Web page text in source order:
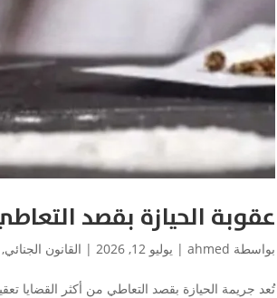
عقوبة الحيازة بقصد
بواسطة ahmed
| يوليو 12, 2026 | القانون الجنائي,
تُعد جريمة الحيازة بقصد التعاطي من أكثر القضايا